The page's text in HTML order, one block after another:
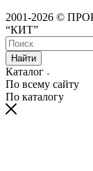
2001-2026 ©
“КИТ”
Найти
Каталог
По всему сайту
По каталогу